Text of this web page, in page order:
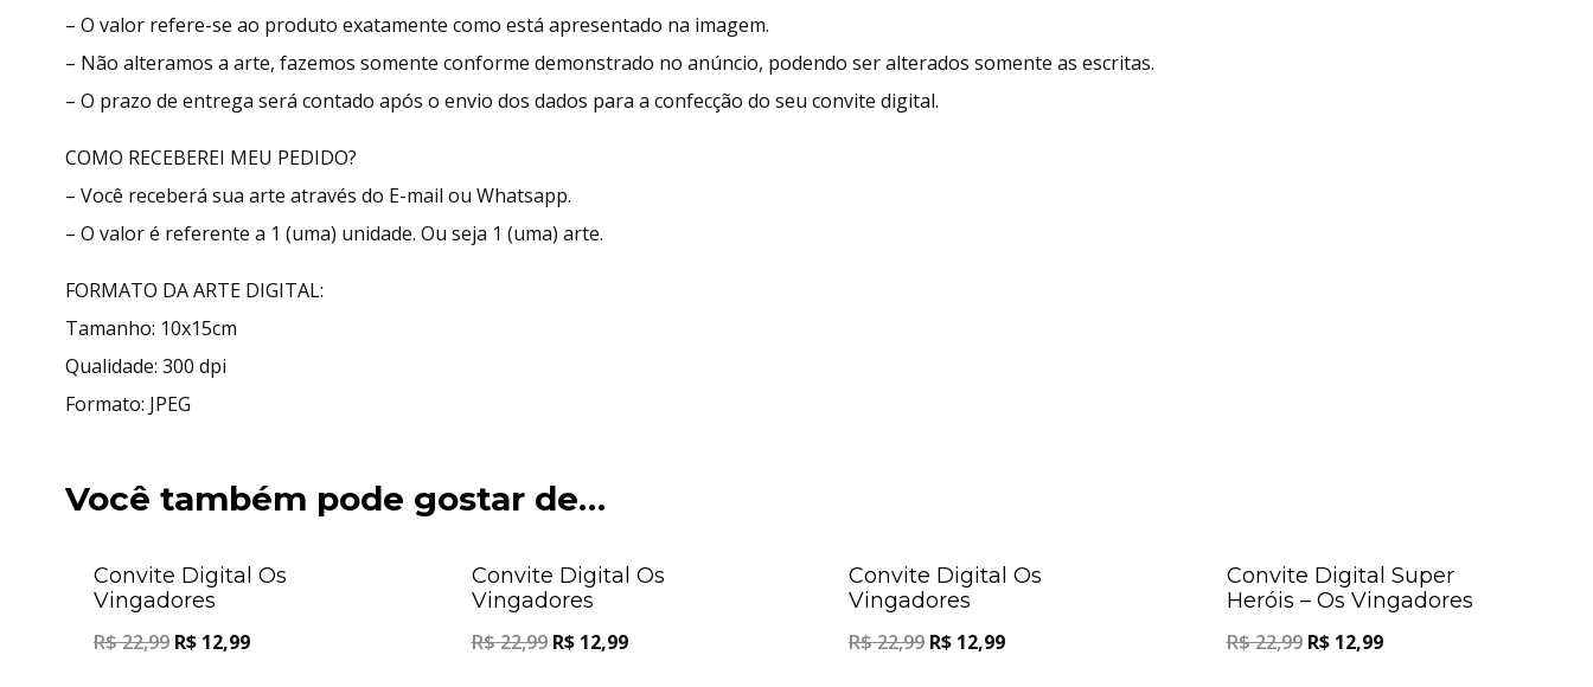
– O valor refere-se ao produto exatamente como está apresentado na imagem.
– Não alteramos a arte, fazemos somente conforme demonstrado no anúncio, podendo ser alterados somente as escritas.
– O prazo de entrega será contado após o envio dos dados para a confecção do seu convite digital.
COMO RECEBEREI MEU PEDIDO?
– Você receberá sua arte através do E-mail ou Whatsapp.
– O valor é referente a 1 (uma) unidade. Ou seja 1 (uma) arte.
FORMATO DA ARTE DIGITAL:
Tamanho: 10x15cm
Qualidade: 300 dpi
Formato: JPEG
Você também pode gostar de…
Convite Digital Os
Vingadores
R$22,99 R$ 12,99
Convite Digital Os
Vingadores
R$22,99 R$12,99
Convite Digital Os
Vingadores
R$22,99 R$ 12,99
Convite Digital Super
Heróis – Os Vingadores
R$22,99 R$12,99